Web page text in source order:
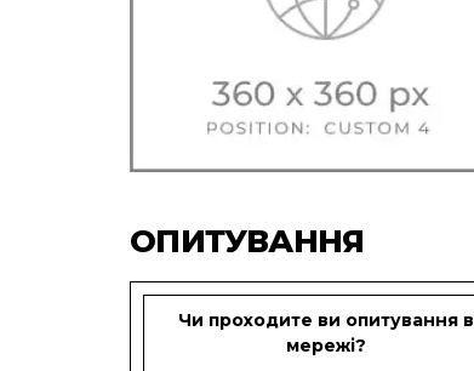
ОПИТУВАННЯ
Чи проходите ви опитування в
мережі?